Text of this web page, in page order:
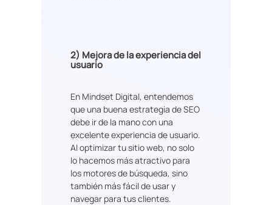
2) Mejora de la experiencia del
usuario
En Mindset Digital, entendemos
que una buena estrategia de SEO
debe ir de la mano con una
excelente experiencia de usuario.
Al optimizar tu sitio web, no solo
lo hacemos más atractivo para
los motores de búsqueda, sino
también más fácil de usar y
navegar para tus clientes.